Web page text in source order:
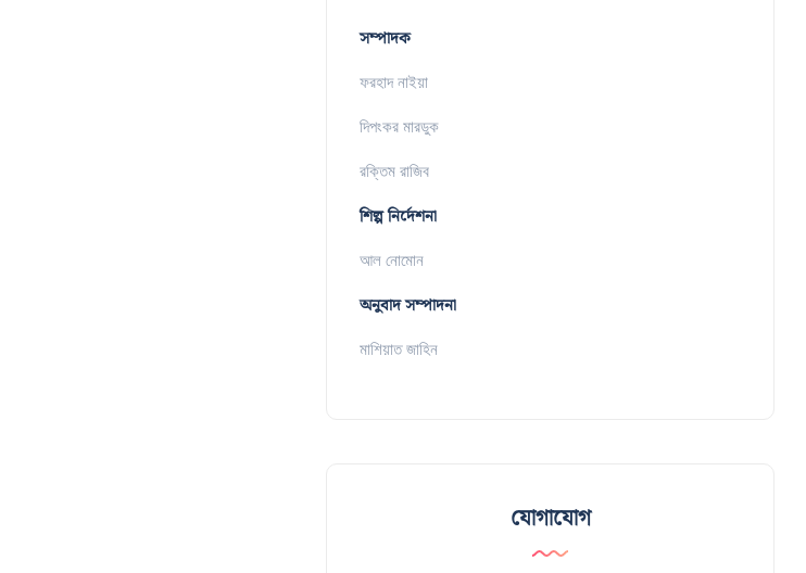
সম্পাদক
ফরহাদ নাইয়া
দিপংকর মারডুক
রক্তিম রাজিব
শিল্প নির্দেশনা
আল নোমোন
অনুবাদ সম্পাদনা
মাশিয়াত জাহিন
যোগাযোগ